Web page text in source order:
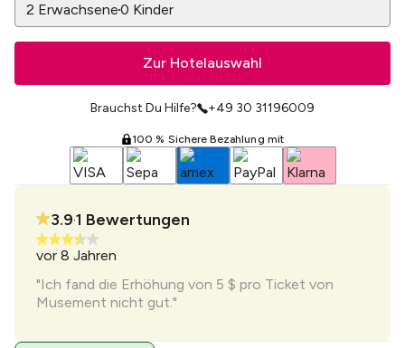
2 Erwachsene0 Kinder
Zur Hotelauswahl
Brauchst Du Hilfe? +49 30 31196009
100 % Sichere Bezahlung mit
3.9•1 Bewertungen
vor 8 Jahren
"Ich fand die Erhöhung von 5 $ pro Ticket von
Musement nicht gut."